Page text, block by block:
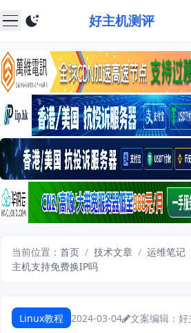
好主机测评
当前位置： 首页 / 技术文章 / 运维笔记
主机支持免费换IP吗
Linux教程 2024-03-04 文案编辑：